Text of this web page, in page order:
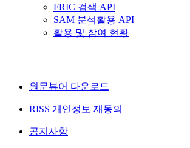
FRIC 검색 API
SAM 분석활용 API
활용 및 참여 현황
원문뷰어 다운로드
RISS 개인정보 재동의
공지사항